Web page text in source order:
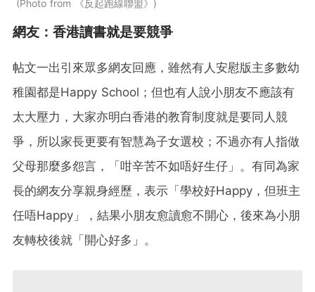
Photo from 《反起跑線聯盟》
網友：香港讀書就是要競爭
帖文一出引來眾多網友回應，雖然有人安慰版主多數幼
稚園都是Happy School；但也有人說小朋友不應該有
太大壓力，大家亦明白香港的教育制度就是要同人競
爭，所以家長更要有智慧為子女選校；不過亦有人指做
父母那麼多怨言，「咁辛苦不如唔好生仔」。有同為家
長的網友分享親身經歷，表示「學校好Happy，但班主
任唔Happy」，結果小朋友愈讀愈不開心，後來為小朋
友轉校後就「開心好多」。